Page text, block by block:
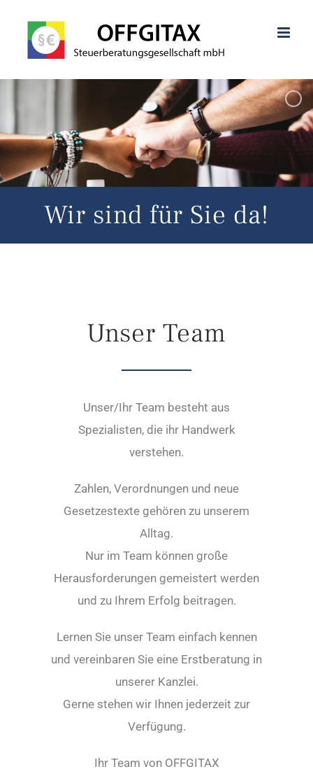
springen
Wir sind für Sie da!
Unser Team
Unser/Ihr Team besteht aus
Spezialisten, die ihr Handwerk
verstehen.
Zahlen, Verordnungen und neue
Gesetzestexte gehören zu unserem
Alltag.
Nur im Team können große
Herausforderungen gemeistert werden
und zu Ihrem Erfolg beitragen.
Lernen Sie unser Team einfach kennen
und vereinbaren Sie eine Erstberatung in
unserer Kanzlei.
Gerne stehen wir Ihnen jederzeit zur
Verfügung.
Ihr Team von OFFGITAX